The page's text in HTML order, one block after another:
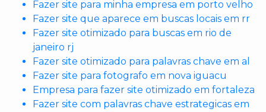
Fazer site para minha empresa em porto velho
Fazer site que aparece em buscas locais em rr
Fazer site otimizado para buscas em rio de
janeiro rj
Fazer site otimizado para palavras chave em al
Fazer site para fotografo em nova iguacu
Empresa para fazer site otimizado em fortaleza
Fazer site com palavras chave estrategicas em